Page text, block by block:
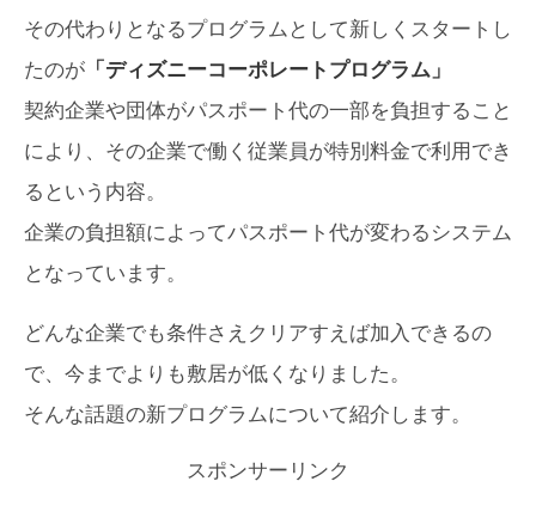
その代わりとなるプログラムとして新しくスタートし
たのが 「ディズニーコーポレートプログラム」
契約企業や団体がパスポート代の一部を負担すること
により、その企業で働く従業員が特別料金で利用でき
るという内容。
企業の負担額によってパスポート代が変わるシステム
となっています。
どんな企業でも条件さえクリアすえば加入できるの
で、今までよりも敷居が低くなりました。
そんな話題の新プログラムについて紹介します。
スポンサーリンク